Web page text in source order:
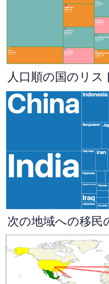
人口順の国のリス
次の地域への移民